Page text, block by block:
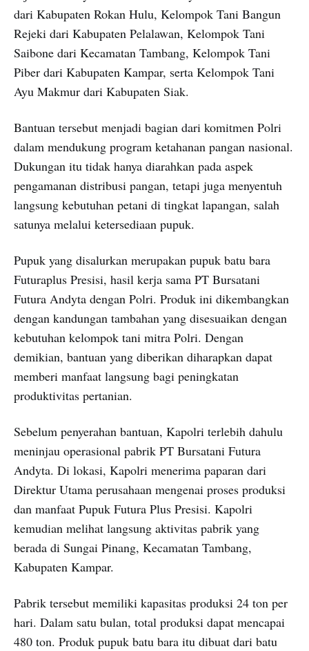
dari Kabupaten Rokan Hulu, Kelompok Tani Bangun
Rejeki dari Kabupaten Pelalawan, Kelompok Tani
Saibone dari Kecamatan Tambang, Kelompok Tani
Piber dari Kabupaten Kampar, serta Kelompok Tani
Ayu Makmur dari Kabupaten Siak.
Bantuan tersebut menjadi bagian dari komitmen Polri
dalam mendukung program ketahanan pangan nasional.
Dukungan itu tidak hanya diarahkan pada aspek
pengamanan distribusi pangan, tetapi juga menyentuh
langsung kebutuhan petani di tingkat lapangan, salah
satunya melalui ketersediaan pupuk.
Pupuk yang disalurkan merupakan pupuk batu bara
Futuraplus Presisi, hasil kerja sama PT Bursatani
Futura Andyta dengan Polri. Produk ini dikembangkan
dengan kandungan tambahan yang disesuaikan dengan
kebutuhan kelompok tani mitra Polri. Dengan
demikian, bantuan yang diberikan diharapkan dapat
memberi manfaat langsung bagi peningkatan
produktivitas pertanian.
Sebelum penyerahan bantuan, Kapolri terlebih dahulu
meninjau operasional pabrik PT Bursatani Futura
Andyta. Di lokasi, Kapolri menerima paparan dari
Direktur Utama perusahaan mengenai proses produksi
dan manfaat Pupuk Futura Plus Presisi. Kapolri
kemudian melihat langsung aktivitas pabrik yang
berada di Sungai Pinang, Kecamatan Tambang,
Kabupaten Kampar.
Pabrik tersebut memiliki kapasitas produksi 24 ton per
hari. Dalam satu bulan, total produksi dapat mencapai
480 ton. Produk pupuk batu bara itu dibuat dari batu